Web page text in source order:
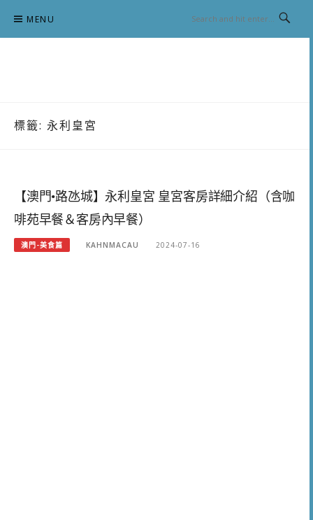
content
MENU
標籤: 永利皇宮
【澳門•路氹城】永利皇宮 皇宮客房詳細介紹（含咖
啡苑早餐＆客房內早餐）
澳門-美食篇 KAHNMACAU 2024-07-16